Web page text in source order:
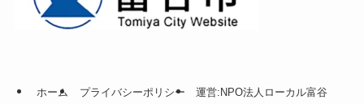
ホーム プライバシーポリシー 運営:NPO法人ローカル富谷